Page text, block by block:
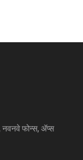
नवनवे फोन्स, ॲप्स